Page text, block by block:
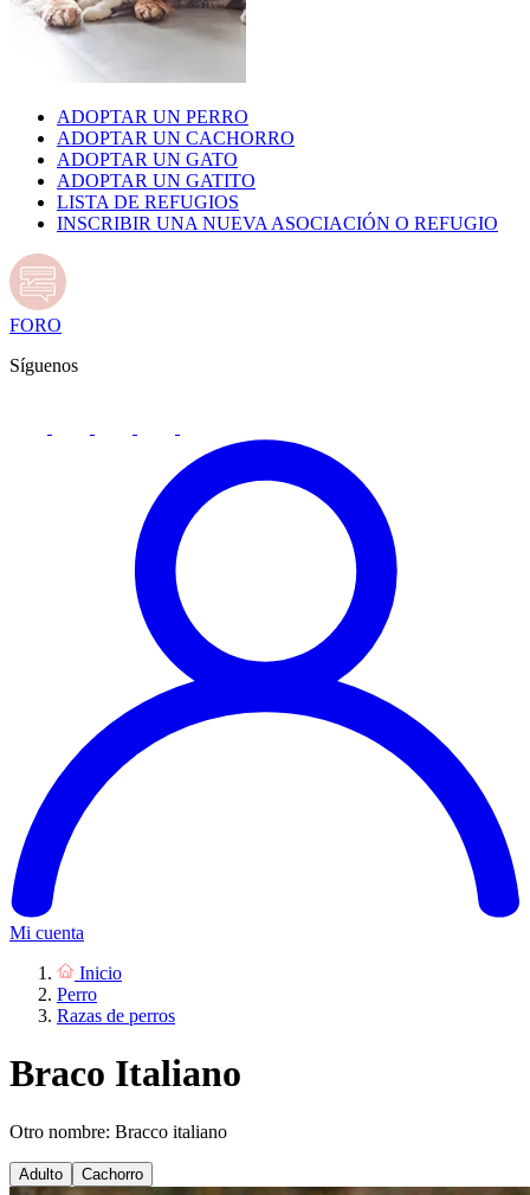
ADOPTAR UN PERRO
ADOPTAR UN CACHORRO
ADOPTAR UN GATO
ADOPTAR UN GATITO
LISTA DE REFUGIOS
INSCRIBIR UNA NUEVA ASOCIACIÓN O REFUGIO
FORO
Síguenos
Mi cuenta
Inicio
Perro
Razas de perros
Braco Italiano
Otro nombre: Bracco italiano
Adulto Cachorro